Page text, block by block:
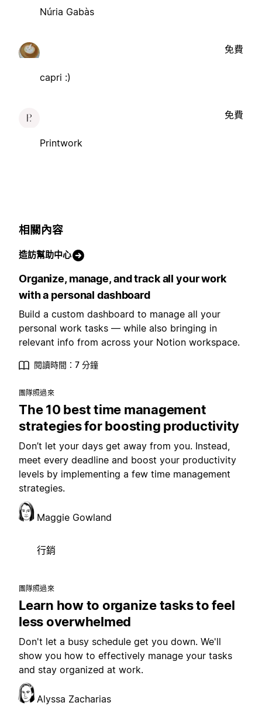
Núria Gabàs
capri :)
免費
Printwork
免費
相關內容
造訪幫助中心
Organize, manage, and track all your work
with a personal dashboard
Build a custom dashboard to manage all your
personal work tasks — while also bringing in
relevant info from across your Notion workspace.
閱讀時間：7 分鐘
團隊照過來
The 10 best time management
strategies for boosting productivity
Don’t let your days get away from you. Instead,
meet every deadline and boost your productivity
levels by implementing a few time management
strategies.
Maggie Gowland
行銷
團隊照過來
Learn how to organize tasks to feel
less overwhelmed
Don't let a busy schedule get you down. We'll
show you how to effectively manage your tasks
and stay organized at work.
Alyssa Zacharias